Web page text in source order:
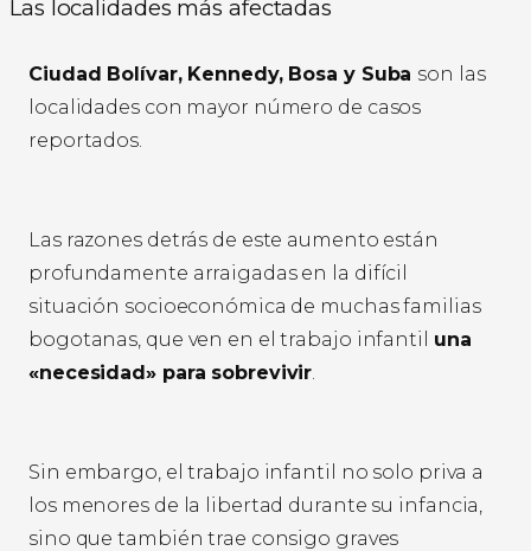
Las localidades más afectadas
Ciudad Bolívar, Kennedy, Bosa y Suba son las
localidades con mayor número de casos
reportados.
Las razones detrás de este aumento están
profundamente arraigadas en la difícil
situación socioeconómica de muchas familias
bogotanas, que ven en el trabajo infantil una
«necesidad» para sobrevivir.
Sin embargo, el trabajo infantil no solo priva a
los menores de la libertad durante su infancia,
sino que también trae consigo graves